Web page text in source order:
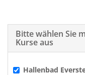
Bitte wählen Sie
Kurse aus
Hallenbad